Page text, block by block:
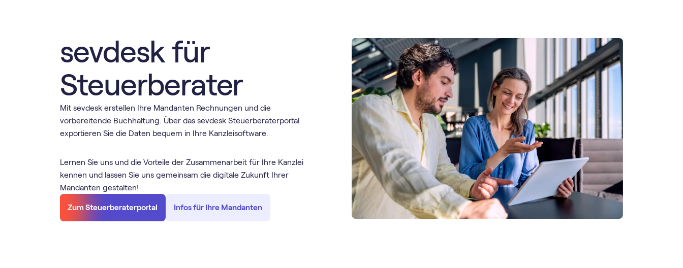
sevdesk für
Steuerberater
Mit sevdesk erstellen Ihre Mandanten Rechnungen und die
vorbereitende Buchhaltung. Über das sevdesk Steuerberaterportal
exportieren Sie die Daten bequem in Ihre Kanzleisoftware.
Lernen Sie uns und die Vorteile der Zusammenarbeit für Ihre Kanzlei
kennen und lassen Sie uns gemeinsam die digitale Zukunft Ihrer
Mandanten gestalten!
Zum Steuerberaterportal Infos für Ihre Mandanten